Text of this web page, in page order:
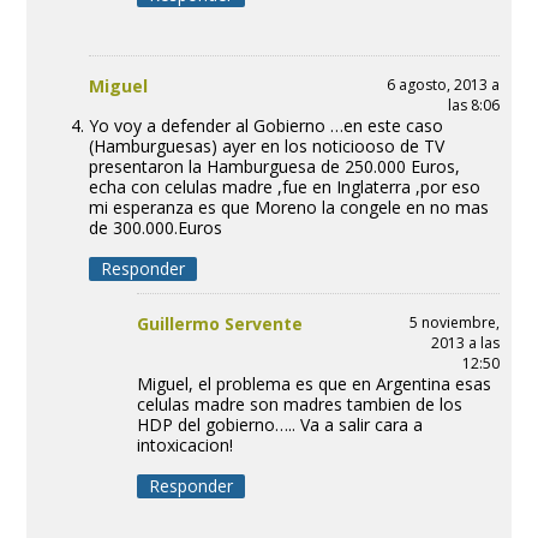
Miguel
6 agosto, 2013 a
las 8:06
Yo voy a defender al Gobierno …en este caso
(Hamburguesas) ayer en los noticiooso de TV
presentaron la Hamburguesa de 250.000 Euros,
echa con celulas madre ,fue en Inglaterra ,por eso
mi esperanza es que Moreno la congele en no mas
de 300.000.Euros
Responder
Guillermo Servente
5 noviembre,
2013 a las
12:50
Miguel, el problema es que en Argentina esas
celulas madre son madres tambien de los
HDP del gobierno….. Va a salir cara a
intoxicacion!
Responder